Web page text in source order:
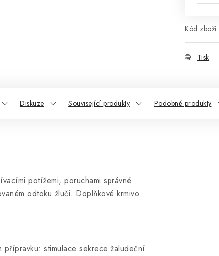
Kód zboží:
Tisk
Diskuze Související produkty Podobné produkty
potížemi, poruchami správné
odtoku žluči. Doplňkové krmivo.
stimulace sekrece žaludeční